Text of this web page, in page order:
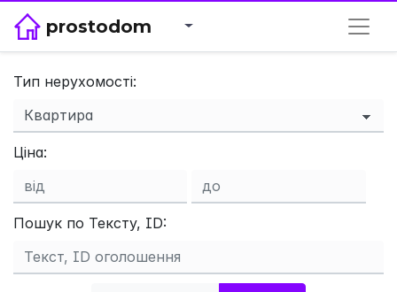
prostodom
Тип нерухомості:
Ціна:
Пошук по Тексту, ID:
×